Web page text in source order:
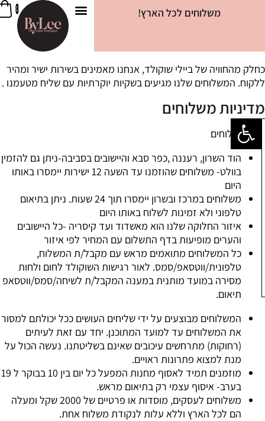
משלוחים לכל הארץ! 0
מהחוויה של ביילי שוקולד, אנחנו מאמינים בשירות ישיר ומהיר
המשלוחים שלנו מגיעים בשקיות יוקרתיות עם שליח מטעמנו .
משלוחים
משלוחים
הוד השרון, רעננה ,כפר סבא והיישובים בסביבה-ניתן גם להזמין
בוולט- משלוחים שהוזמנו עד השעה 12 ישירות יימסרו באותו
היום
משלוחים במרכז ובשרון יימסרו תוך 24 שעות. ניתן בתיאום
טלפוני ולא זמינות לשלוח באותו היום
איזור החלוקה שלנו הוא מאשדוד ועד קיסריה -כל היישובים
והערים מופיעות בדף התשלום עם המחיר לפי איזור
כל המשלוחים מתואמים מראש עם מקבל/ת המשלוח,
טלפונית/ווטסאפ/סמס. לאור רגישות השוקולד לחום ולחות
מסירה במועד מותנית במענה המקבל/ת לשיחה/סמס/ווטסאפ
תיאום.
המשלוחים מבוצעים על ידי שליחים העושים ככל יכולתם למסור
את המשלוחים עד למועד המתוכנן. יחד עם זאת לעיתים
(רחוקות) מתרחשים עיכובים שאינם בשליטתנו. נעשה הכול על
מנת למצוא פתרונות ראויים.
מוזמנים תמיד לאסוף מחנות המפעל כל יום בין 10 בבוקר ל 19
בערב- איסוף עצמי רק בתיאום מראש.
משלוחים לעסקים, מוסדות או פרטיים של 2000 שקל ומעלה
הם לכל הארץ וללא עלות לנקודת משלוח אחת.
פתח סרגל נגישות